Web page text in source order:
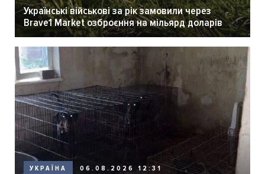
Українські військові за рік замовили через
Brave1 Market озброєння на мільярд доларів
УКРАЇНА 06.08.2026 12:31